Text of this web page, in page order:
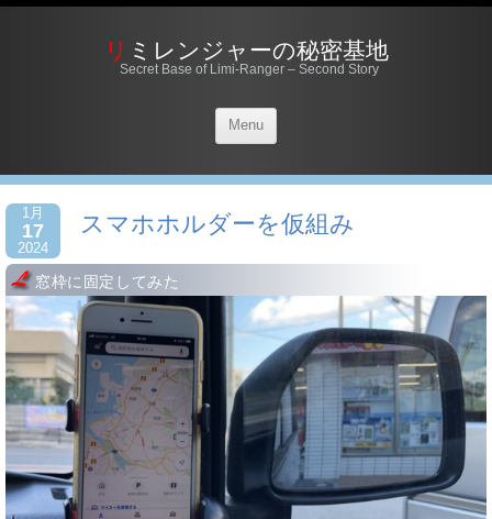
リミレンジャーの秘密基地
Secret Base of Limi-Ranger – Second Story
Menu
1月
17
2024
スマホホルダーを仮組み
窓枠に固定してみた